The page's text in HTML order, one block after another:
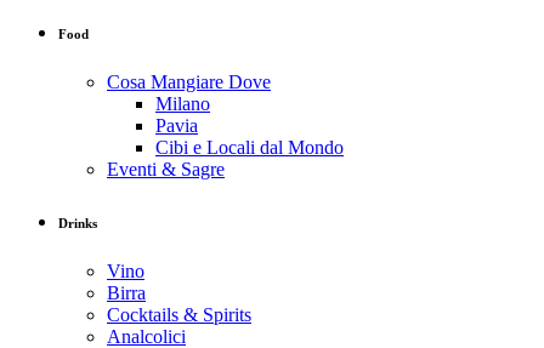
Food
Cosa Mangiare Dove
Milano
Pavia
Cibi e Locali dal Mondo
Eventi & Sagre
Drinks
Vino
Birra
Cocktails & Spirits
Analcolici